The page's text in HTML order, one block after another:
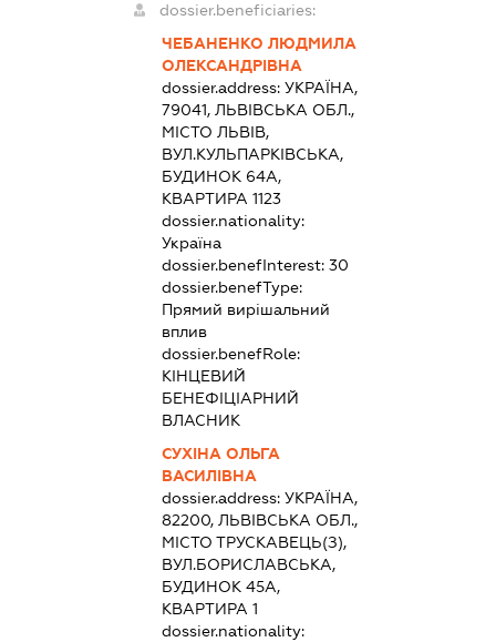
dossier.beneficiaries:
ЧЕБАНЕНКО ЛЮДМИЛА
ОЛЕКСАНДРІВНА
dossier.address:УКРАЇНА,
79041, ЛЬВІВСЬКА ОБЛ.,
МІСТО ЛЬВІВ,
ВУЛ.КУЛЬПАРКІВСЬКА,
БУДИНОК 64А,
КВАРТИРА 1123
dossier.nationality:
Україна
dossier.benefInterest:30
dossier.benefType:
Прямий вирішальний
вплив
dossier.benefRole:
КІНЦЕВИЙ
БЕНЕФІЦІАРНИЙ
ВЛАСНИК
СУХІНА ОЛЬГА
ВАСИЛІВНА
dossier.address:УКРАЇНА,
82200, ЛЬВІВСЬКА ОБЛ.,
МІСТО ТРУСКАВЕЦЬ(З),
ВУЛ.БОРИСЛАВСЬКА,
БУДИНОК 45А,
КВАРТИРА 1
dossier.nationality: